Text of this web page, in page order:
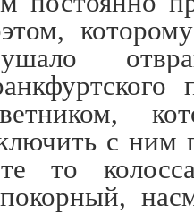
с ним
то